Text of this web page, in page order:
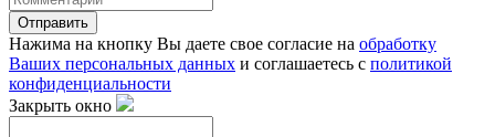
Отправить
Нажима на кнопку Вы даете свое согласие на обработку
Ваших персональных данных и соглашаетесь с политикой
конфиденциальности
Закрыть окно